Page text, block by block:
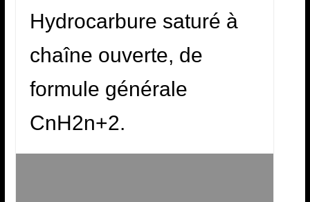
Hydrocarbure saturé à
chaîne ouverte, de
formule générale
CnH2n+2.